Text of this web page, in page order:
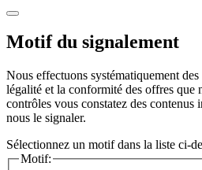
Motif du signalement
Nous effectuons systématiquement
légalité et la conformité des offres que
contrôles vous constatez des contenus
nous le signaler.
Sélectionnez un motif dans la liste ci-
Motif: